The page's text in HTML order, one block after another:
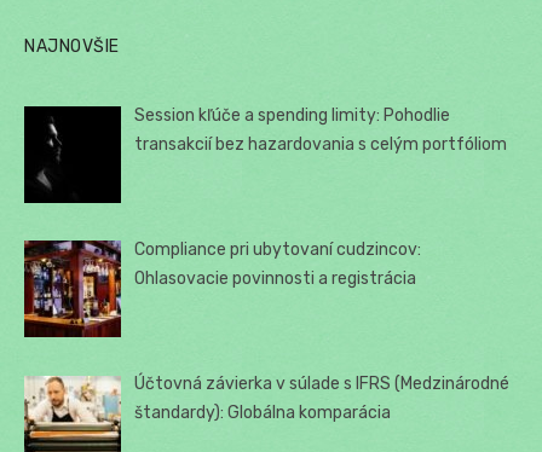
NAJNOVŠIE
Session kľúče a spending limity: Pohodlie
transakcií bez hazardovania s celým portfóliom
Compliance pri ubytovaní cudzincov:
Ohlasovacie povinnosti a registrácia
Účtovná závierka v súlade s IFRS (Medzinárodné
štandardy): Globálna komparácia